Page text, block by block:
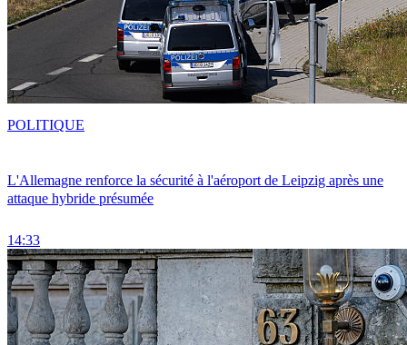
L'Allemagne renforce la sécurité à l'aéroport de Leipzig après une
attaque hybride présumée
14:33
POLITIQUE